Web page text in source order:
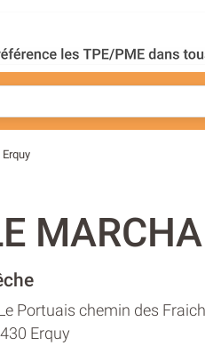
Erquy
Portuais chemin des
Erquy